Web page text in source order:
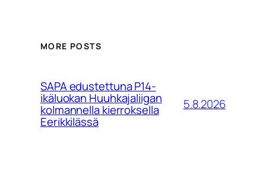
MORE POSTS
SAPA edustettuna P14-
ikäluokan Huuhkajaliigan
kolmannella kierroksella
Eerikkilässä
5.8.2026